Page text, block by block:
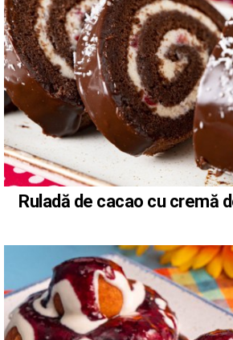
Ruladă de cacao cu cremă